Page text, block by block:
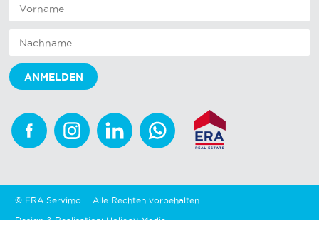
© ERA Servimo Alle Rechten vorbehalten
Design & Realisation: Holiday Media